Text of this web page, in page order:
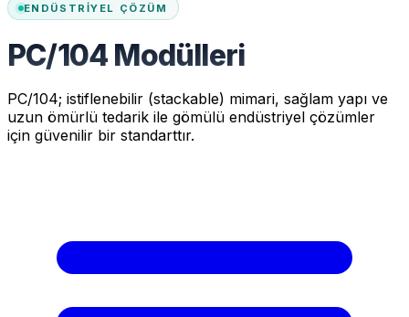
ENDÜSTRIYEL ÇÖZÜM
PC/104 Modülleri
PC/104; istiflenebilir (stackable) mimari, sağlam yapı ve
uzun ömürlü tedarik ile gömülü endüstriyel çözümler
için güvenilir bir standarttır.